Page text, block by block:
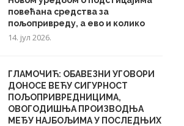
повећана средства за
пољопривреду, а ево и колико
14. јул 2026.
ГЛАМОЧИЋ: ОБАВЕЗНИ УГОВОРИ
ДОНОСЕ ВЕЋУ СИГУРНОСТ
ПОЉОПРИВРЕДНИЦИМА,
ОВОГОДИШЊА ПРОИЗВОДЊА
МЕЂУ НАЈБОЉИМА У ПОСЛЕДЊИХ